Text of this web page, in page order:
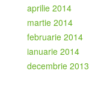
aprilie 2014
martie 2014
februarie 2014
ianuarie 2014
decembrie 2013